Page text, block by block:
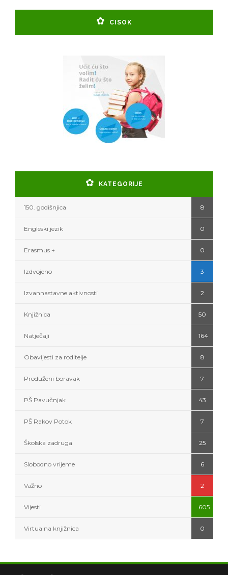
CISOK
KATEGORIJE
150. godišnjica 8
Engleski jezik 0
Erasmus + 0
Izdvojeno 3
Izvannastavne aktivnosti 2
Knjižnica 50
Natječaji 164
Obavijesti za roditelje 8
Produženi boravak 7
PŠ Pavučnjak 43
PŠ Rakov Potok 7
Školska zadruga 25
Slobodno vrijeme 6
Važno 2
Vijesti 605
Virtualna knjižnica 0